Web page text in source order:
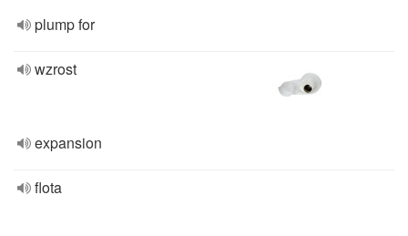
plump for
wzrost
expansion
flota